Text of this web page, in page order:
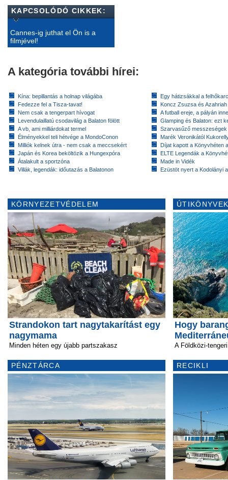
KAPCSOLÓDÓ CIKKEK:
Cannes-ig juthat el Ön is a
filmjével!
A kategória további hírei:
Kína: bepillantás a holnap világába
Fedezze fel a Tisza-tavat!
Nem csak a tengerpart hívogat
Levendulaillatú csodavilág a Balaton fölött
A vb, ami milliárdokat termel
Élményekkel teli hétvége a MondoConon
Milliók kelnek útra - nem csak a meccsekért
Japán és Korea beköltözik a Hungexpóra
Átalakult a sportzóna
Villák, legendák: időutazás a Balatonon
Egy hátizsákkal a
Koncz Zsuzsa és
A futball ereje, a pályán
Glamping és Balaton: ezt
Szarvasűző messzeségek
Marék Veronikától
Díjat kapott a Könyvhéten
ELTE Legendák a
Made in Vidék
Ezüstöt nyert a Kodolányi
KÖRNYEZETVÉDELEM
Strandokon tart nagytakarítást egy
nagymama
Minden héten egy újabb partszakasz
PÉNZTÁRCA
Hogy
A Földközi-
RECIKLI